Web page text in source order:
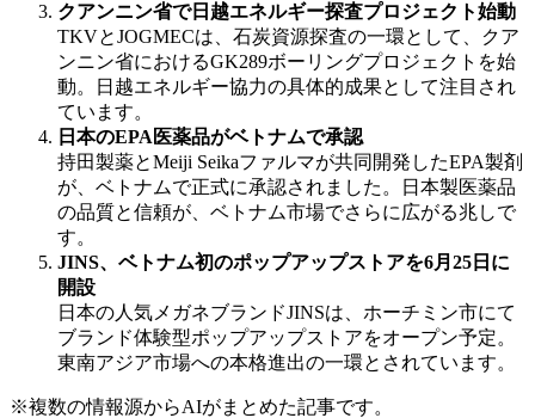
クアンニン省で日越エネルギー探査プロジェクト始動
TKVとJOGMECは、石炭資源探査の一環として、クア
ンニン省におけるGK289ボーリングプロジェクトを始
動。日越エネルギー協力の具体的成果として注目され
ています。
日本のEPA医薬品がベトナムで承認
持田製薬とMeiji Seikaファルマが共同開発したEPA製剤
が、ベトナムで正式に承認されました。日本製医薬品
の品質と信頼が、ベトナム市場でさらに広がる兆しで
す。
JINS、ベトナム初のポップアップストアを6月25日に
開設
日本の人気メガネブランドJINSは、ホーチミン市にて
ブランド体験型ポップアップストアをオープン予定。
東南アジア市場への本格進出の一環とされています。
※複数の情報源からAIがまとめた記事です。